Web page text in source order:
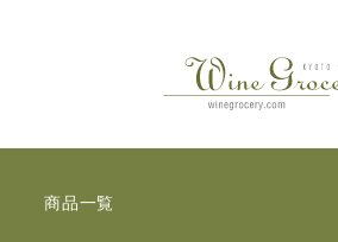
商品一覧